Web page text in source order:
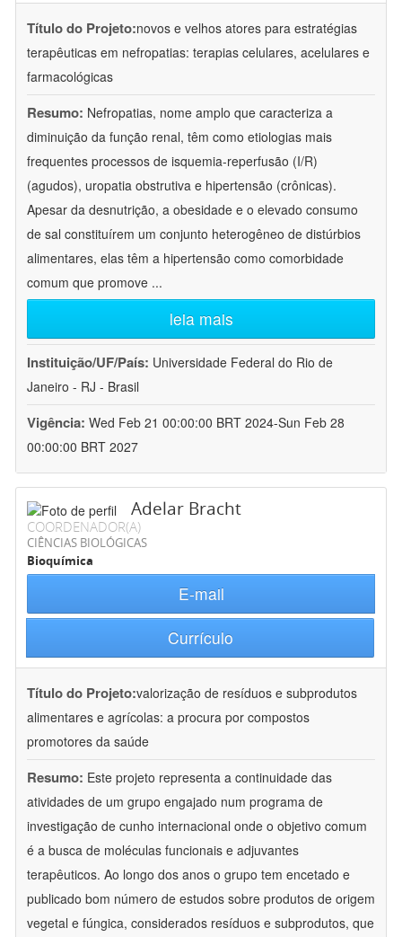
Título do Projeto:novos e velhos atores para estratégias
terapêuticas em nefropatias: terapias celulares, acelulares e
farmacológicas
Resumo: Nefropatias, nome amplo que caracteriza a
diminuição da função renal, têm como etiologias mais
frequentes processos de isquemia-reperfusão (I/R)
(agudos), uropatia obstrutiva e hipertensão (crônicas).
Apesar da desnutrição, a obesidade e o elevado consumo
de sal constituírem um conjunto heterogêneo de distúrbios
alimentares, elas têm a hipertensão como comorbidade
comum que promove ...
leia mais
Instituição/UF/País: Universidade Federal do Rio de
Janeiro - RJ - Brasil
Vigência: Wed Feb 21 00:00:00 BRT 2024-Sun Feb 28
00:00:00 BRT 2027
Adelar Bracht
COORDENADOR(A)
CIÊNCIAS BIOLÓGICAS
Bioquímica
E-mail
Currículo
Título do Projeto:valorização de resíduos e subprodutos
alimentares e agrícolas: a procura por compostos
promotores da saúde
Resumo: Este projeto representa a continuidade das
atividades de um grupo engajado num programa de
investigação de cunho internacional onde o objetivo comum
é a busca de moléculas funcionais e adjuvantes
terapêuticos. Ao longo dos anos o grupo tem encetado e
publicado bom número de estudos sobre produtos de origem
vegetal e fúngica, considerados resíduos e subprodutos, que